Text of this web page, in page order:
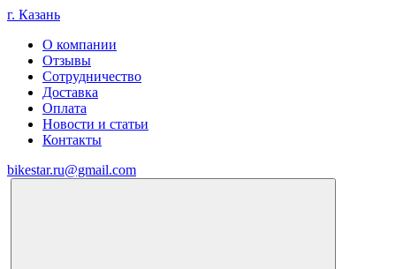
г. Казань
О компании
Отзывы
Сотрудничество
Доставка
Оплата
Новости и статьи
Контакты
bikestar.ru@gmail.com